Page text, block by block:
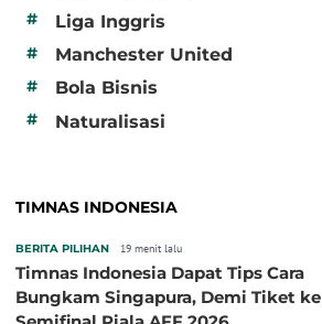
# Liga Inggris
# Manchester United
# Bola Bisnis
# Naturalisasi
TIMNAS INDONESIA
BERITA PILIHAN 19 menit lalu
Timnas Indonesia Dapat Tips Cara
Bungkam Singapura, Demi Tiket ke